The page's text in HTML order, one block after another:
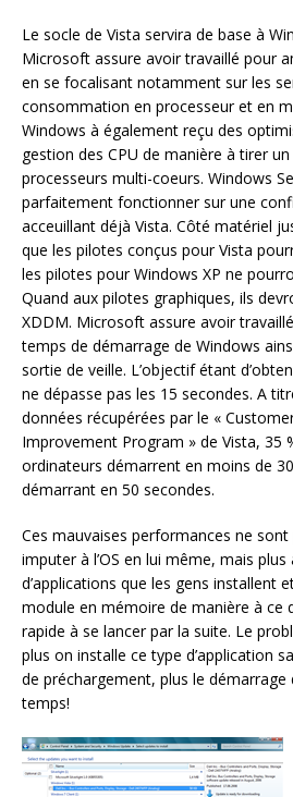
Le socle de Vista servira de base à
Microsoft assure avoir travaillé pour
en se focalisant notamment sur les
consommation en processeur et en
Windows à également reçu des
gestion des CPU de manière à tirer
processeurs multi-coeurs. Windows
parfaitement fonctionner sur une
acceuillant déjà Vista. Côté matériel
que les pilotes conçus pour Vista
les pilotes pour Windows XP ne
Quand aux pilotes graphiques, ils
XDDM. Microsoft assure avoir
temps de démarrage de Windows
sortie de veille. L’objectif étant
ne dépasse pas les 15 secondes. A
données récupérées par le «
Improvement Program » de Vista, 35
ordinateurs démarrent en moins de
démarrant en 50 secondes.
Ces mauvaises performances ne
imputer à l’OS en lui même, mais
d’applications que les gens installent
module en mémoire de manière à ce
rapide à se lancer par la suite. Le
plus on installe ce type d’application
de préchargement, plus le démarrage
temps!